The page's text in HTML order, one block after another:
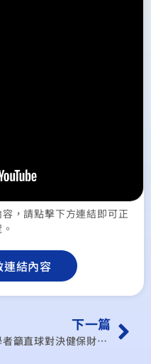
，請點擊下方連結即可正
結內容
下一篇
學者籲直球對決健保財改 費率該調就調